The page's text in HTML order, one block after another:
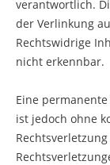
verantwortlich.
der Verlinkung
Rechtswidrige
nicht erkennbar.
Eine
ist jedoch ohne